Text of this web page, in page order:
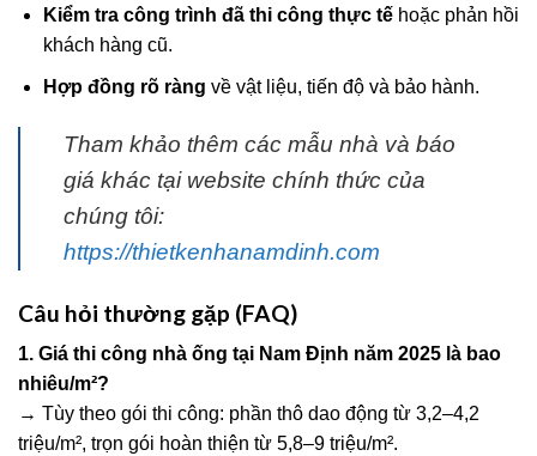
Kiểm tra công trình đã thi công thực tếhoặc phản hồi
khách hàng cũ.
Hợp đồng rõ ràng về vật liệu, tiến độ và bảo hành.
Tham khảo thêm các mẫu nhà và báo
giá khác tại website chính thức của
chúng tôi:
https://thietkenhanamdinh.com
Câu hỏi thường gặp (FAQ)
1. Giá thi công nhà ống tại Nam Định năm 2025 là bao
nhiêu/m²?
→ Tùy theo gói thi công: phần thô dao động từ 3,2–4,2
triệu/m², trọn gói hoàn thiện từ 5,8–9 triệu/m².